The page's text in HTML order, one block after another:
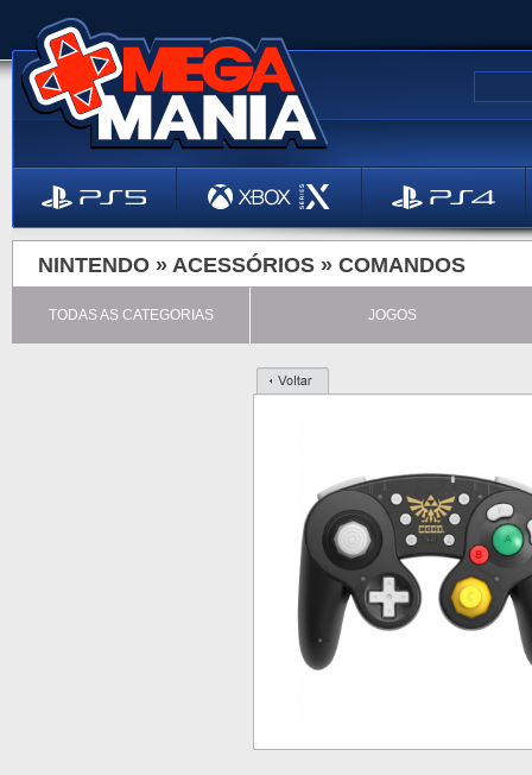
NINTENDO » ACESSÓRIOS » COMANDOS
TODAS AS CATEGORIAS JOGOS